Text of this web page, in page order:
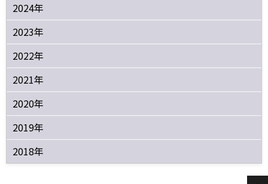
2024年
2023年
2022年
2021年
2020年
2019年
2018年